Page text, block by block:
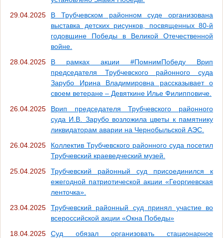
29.04.2025
В Трубчевском районном суде организована
выставка детских рисунков, посвященных 80-й
годовщине Победы в Великой Отечественной
войне.
28.04.2025
В рамках акции #ПомнимПобеду Врип
председателя Трубчевского районного суда
Зарубо Ирина Владимировна рассказывает о
своем ветеране – Девяткине Илье Филипповиче.
26.04.2025
Врип председателя Трубчевского районного
суда И.В. Зарубо возложила цветы к памятнику
ликвидаторам аварии на Чернобыльской АЭС.
26.04.2025
Коллектив Трубчевского районного суда посетил
Трубчевский краеведческий музей.
25.04.2025
Трубчевский районный суд присоединился к
ежегодной патриотической акции «Георгиевская
ленточка».
23.04.2025
Трубчевский районный суд принял участие во
всероссийской акции «Окна Победы»
18.04.2025
Суд обязал организовать стационарное